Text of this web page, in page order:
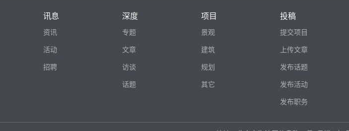
讯息
资讯
活动
招聘
深度
专题
文章
访谈
话题
项目
景观
建筑
规划
其它
投稿
提交项目
上传文章
发布话题
发布活动
发布职务